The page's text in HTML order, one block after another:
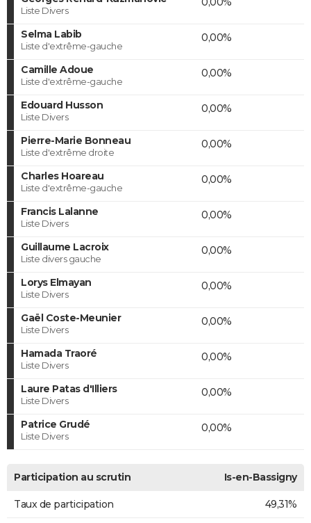
Liste Divers
Selma Labib
Liste d'extrême-gauche
0,00%
Camille Adoue
Liste d'extrême-gauche
0,00%
Edouard Husson
Liste Divers
0,00%
Pierre-Marie Bonneau
Liste d'extrême droite
0,00%
Charles Hoareau
Liste d'extrême-gauche
0,00%
Francis Lalanne
Liste Divers
0,00%
Guillaume Lacroix
Liste divers gauche
0,00%
Lorys Elmayan
Liste Divers
0,00%
Gaël Coste-Meunier
Liste Divers
0,00%
Hamada Traoré
Liste Divers
0,00%
Laure Patas d'Illiers
Liste Divers
0,00%
Patrice Grudé
Liste Divers
0,00%
Participation au scrutin Is-en-Bassigny
Taux de participation 49,31%